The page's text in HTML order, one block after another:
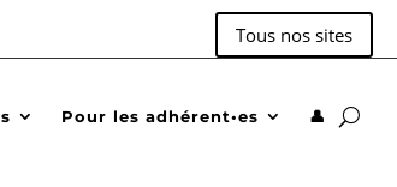
Tous nos sites
Pour les adhérent•es 👤